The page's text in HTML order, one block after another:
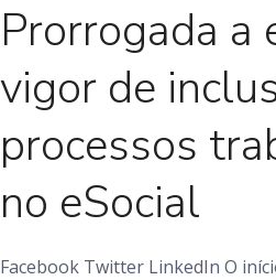
Prorrogada a
vigor de
processos
no eSocial
Facebook Twitter LinkedIn O